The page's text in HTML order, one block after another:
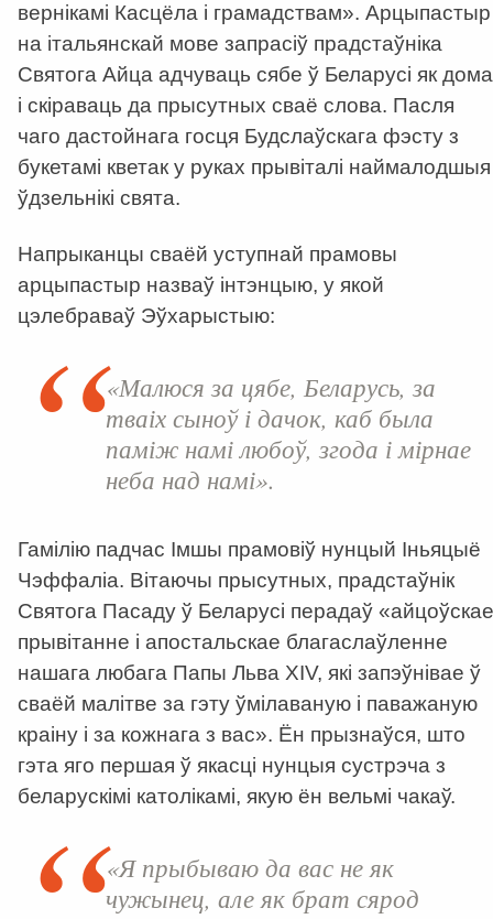
вернікамі Касцёла і грамадствам». Арцыпастыр
на італьянскай мове запрасіў прадстаўніка
Святога Айца адчуваць сябе ў Беларусі як дома
і скіраваць да прысутных сваё слова. Пасля
чаго дастойнага госця Будслаўскага фэсту з
букетамі кветак у руках прывіталі наймалодшыя
ўдзельнікі свята.
Напрыканцы сваёй уступнай прамовы
арцыпастыр назваў інтэнцыю, у якой
цэлебраваў Эўхарыстыю:
«Малюся за цябе, Беларусь, за
тваіх сыноў і дачок, каб была
паміж намі любоў, згода і мірнае
неба над намі».
Гамілію падчас Імшы прамовіў нунцый Іньяцыё
Чэффаліа. Вітаючы прысутных, прадстаўнік
Святога Пасаду ў Беларусі перадаў «айцоўскае
прывітанне і апостальскае благаслаўленне
нашага любага Папы Льва XIV, які запэўнівае ў
сваёй малітве за гэту ўмілаваную і паважаную
краіну і за кожнага з вас». Ён прызнаўся, што
гэта яго першая ў якасці нунцыя сустрэча з
беларускімі католікамі, якую ён вельмі чакаў.
«Я прыбываю да вас не як
чужынец, але як брат сярод